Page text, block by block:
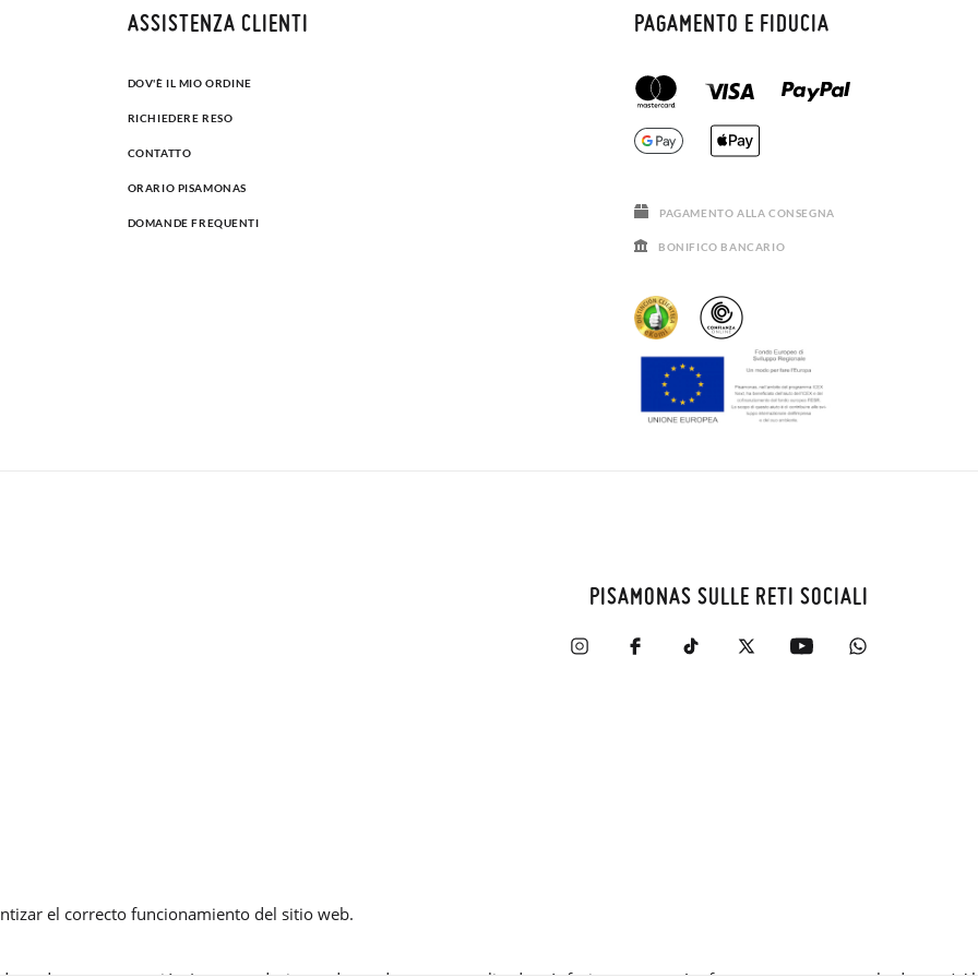
ASSISTENZA CLIENTI
DOV'È IL MIO ORDINE
RICHIEDERE RESO
CONTATTO
ORARIO PISAMONAS
DOMANDE FREQUENTI
PAGAMENTO E FIDUCIA
PAGAMENTO ALLA CONSEGNA
BONIFICO BANCARIO
PISAMONAS SULLE RETI SOCIALI
el correcto funcionamiento del sitio web.